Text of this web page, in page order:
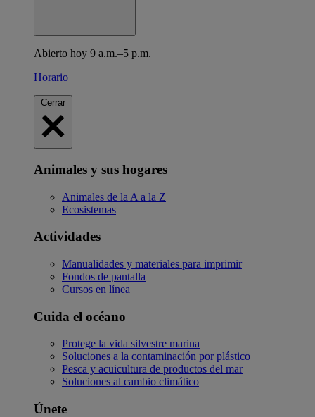
Abierto hoy 9 a.m.–5 p.m.
Horario
Cerrar
Animales y sus hogares
Animales de la A a la Z
Ecosistemas
Actividades
Manualidades y materiales para imprimir
Fondos de pantalla
Cursos en línea
Cuida el océano
Protege la vida silvestre marina
Soluciones a la contaminación por plástico
Pesca y acuicultura de productos del mar
Soluciones al cambio climático
Únete